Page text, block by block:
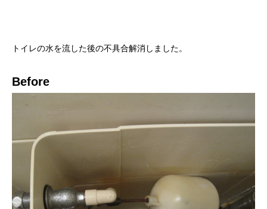
トイレの水を流した後の不具合解消しました。
Before